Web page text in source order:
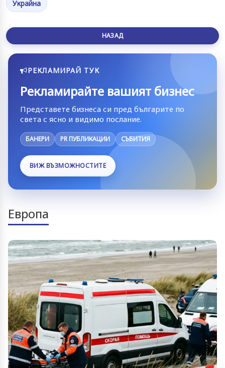
Украйна
НАЗАД
РЕКЛАМИРАЙ ТУК
Рекламирайте вашият бизнес
Представете бизнеса си пред българите по
света с ясно и видимо послание.
БАНЕРИ PR ПУБЛИКАЦИИ СЪБИТИЯ
ВИЖ ВЪЗМОЖНОСТИТЕ
Европа